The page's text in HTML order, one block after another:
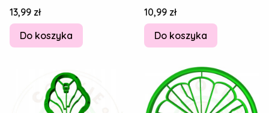
Kuchnia Robot kuchenny
Thermomix 8cm
Cena
13,99 zł
Do koszyka
Pierników SYLWESTER -
Szampan 8cm
Cena
10,99 zł
Do koszyka